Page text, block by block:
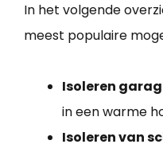
In het volgende
meest populaire
Isoleren
in een warme
Isoleren van